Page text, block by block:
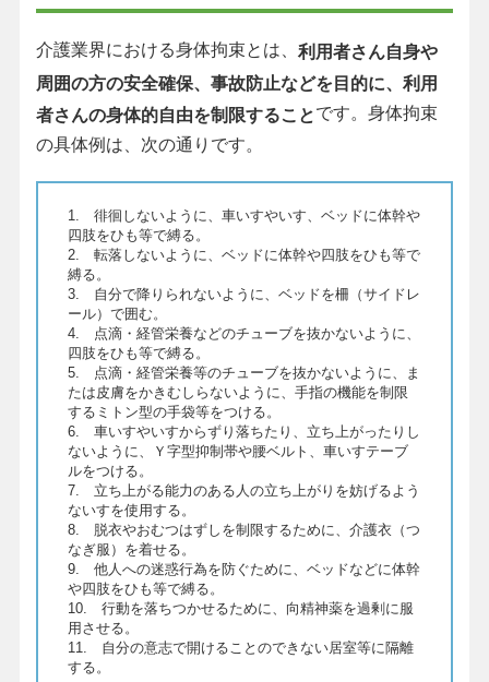
介護業界における身体拘束とは、 利用者さん自身や
周囲の方の安全確保、事故防止などを目的に、利用
者さんの身体的自由を制限することです。身体拘束
の具体例は、次の通りです。
1. 徘徊しないように、車いすやいす、ベッドに体幹や
四肢をひも等で縛る。
2. 転落しないように、ベッドに体幹や四肢をひも等で
縛る。
3. 自分で降りられないように、ベッドを柵（サイドレ
ール）で囲む。
4. 点滴・経管栄養などのチューブを抜かないように、
四肢をひも等で縛る。
5. 点滴・経管栄養等のチューブを抜かないように、ま
たは皮膚をかきむしらないように、手指の機能を制限
するミトン型の手袋等をつける。
6. 車いすやいすからずり落ちたり、立ち上がったりし
ないように、Ｙ字型抑制帯や腰ベルト、車いすテーブ
ルをつける。
7. 立ち上がる能力のある人の立ち上がりを妨げるよう
ないすを使用する。
8. 脱衣やおむつはずしを制限するために、介護衣（つ
なぎ服）を着せる。
9. 他人への迷惑行為を防ぐために、ベッドなどに体幹
や四肢をひも等で縛る。
10. 行動を落ちつかせるために、向精神薬を過剰に服
用させる。
11. 自分の意志で開けることのできない居室等に隔離
する。